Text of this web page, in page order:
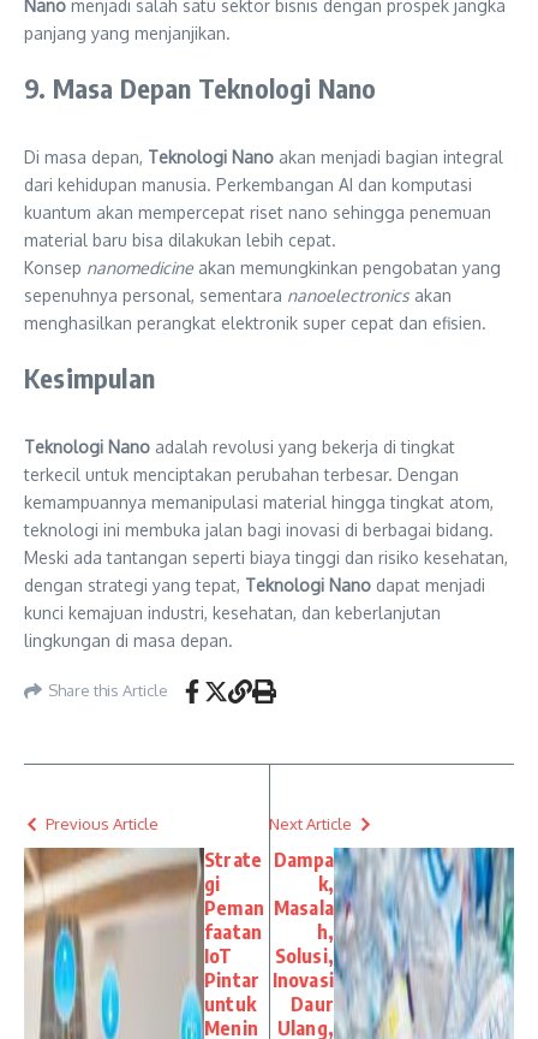
Nano menjadi salah satu sektor bisnis dengan prospek jangka
panjang yang menjanjikan.
9. Masa Depan Teknologi Nano
Di masa depan, Teknologi Nano akan menjadi bagian integral
dari kehidupan manusia. Perkembangan AI dan komputasi
kuantum akan mempercepat riset nano sehingga penemuan
material baru bisa dilakukan lebih cepat.
Konsep nanomedicine akan memungkinkan pengobatan yang
sepenuhnya personal, sementara nanoelectronics akan
menghasilkan perangkat elektronik super cepat dan efisien.
Kesimpulan
Teknologi Nano adalah revolusi yang bekerja di tingkat
terkecil untuk menciptakan perubahan terbesar. Dengan
kemampuannya memanipulasi material hingga tingkat atom,
teknologi ini membuka jalan bagi inovasi di berbagai bidang.
Meski ada tantangan seperti biaya tinggi dan risiko kesehatan,
dengan strategi yang tepat, Teknologi Nano dapat menjadi
kunci kemajuan industri, kesehatan, dan keberlanjutan
lingkungan di masa depan.
Share this Article
Previous Article
Strate
gi
Peman
faatan
IoT
Pintar
untuk
Menin
Next Article
Dampa
k,
Masala
h,
Solusi,
Inovasi
Daur
Ulang,